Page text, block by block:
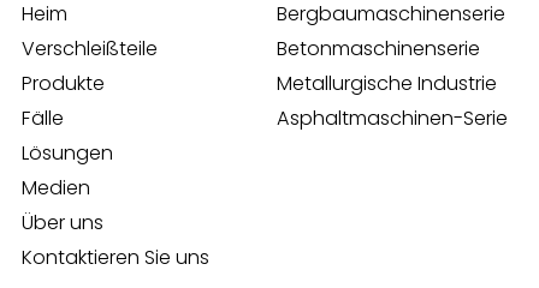
Heim
Verschleißteile
Produkte
Fälle
Lösungen
Medien
Über uns
Kontaktieren Sie uns
Bergbaumaschinenserie
Betonmaschinenserie
Metallurgische Industrie
Asphaltmaschinen-Serie